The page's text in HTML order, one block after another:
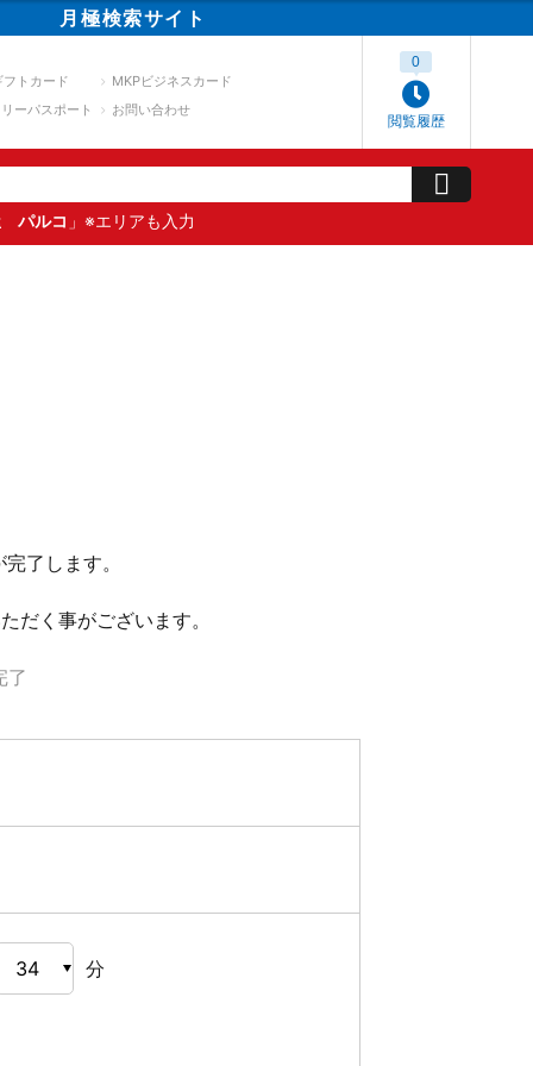
月極検索サイト
フトカード
MKPビジネスカード
ーパスポート
お問い合わせ
閲覧履歴
0
パルコ 」※エリアも入力
了します。
だく事がございます。
了
分